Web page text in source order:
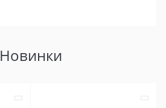
Новинки